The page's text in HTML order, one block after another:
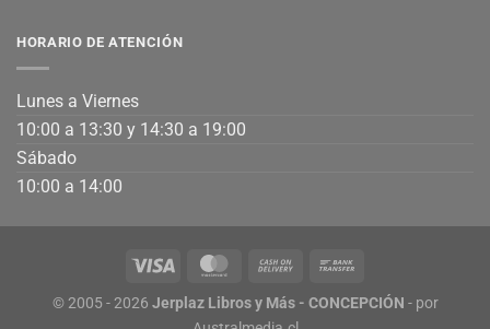
HORARIO DE ATENCIÓN
Lunes a Viernes
10:00 a 13:30 y 14:30 a 19:00
Sábado
10:00 a 14:00
© 2005 - 2026 Jerplaz Libros y Más - CONCEPCIÓN - por